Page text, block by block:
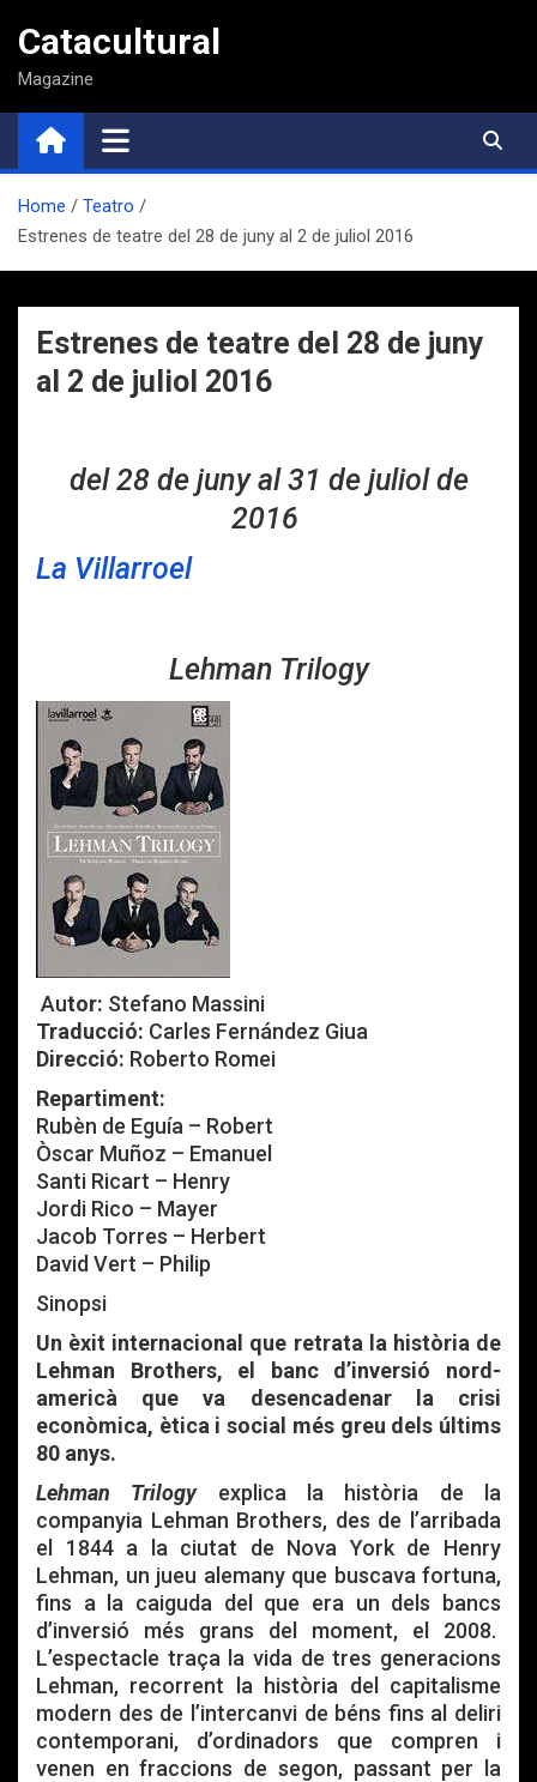
contenido
Catacultural
Magazine
Home
Teatro
Estrenes de teatre del 28 de juny al 2 de juliol 2016
Estrenes de teatre del 28 de juny
al 2 de juliol 2016
del 28 de juny al 31 de juliol de
2016
La Villarroel
Lehman Trilogy
Autor: Stefano Massini
Traducció: Carles Fernández Giua
Direcció: Roberto Romei
Repartiment:
Rubèn de Eguía – Robert
Òscar Muñoz – Emanuel
Santi Ricart – Henry
Jordi Rico – Mayer
Jacob Torres – Herbert
David Vert – Philip
Sinopsi
Un èxit internacional que retrata la història de
Lehman Brothers, el banc d’inversió nord-
americà que va desencadenar la crisi
econòmica, ètica i social més greu dels últims
80 anys.
Lehman Trilogyexplica la història de la
companyia Lehman Brothers, des de l’arribada
el 1844 a la ciutat de Nova York de Henry
Lehman, un jueu alemany que buscava fortuna,
fins a la caiguda del que era un dels bancs
d’inversió més grans del moment, el 2008.
L’espectacle traça la vida de tres generacions
Lehman, recorrent la història del capitalisme
modern des de l’intercanvi de béns fins al deliri
contemporani, d’ordinadors que compren i
venen en fraccions de segon, passant per la